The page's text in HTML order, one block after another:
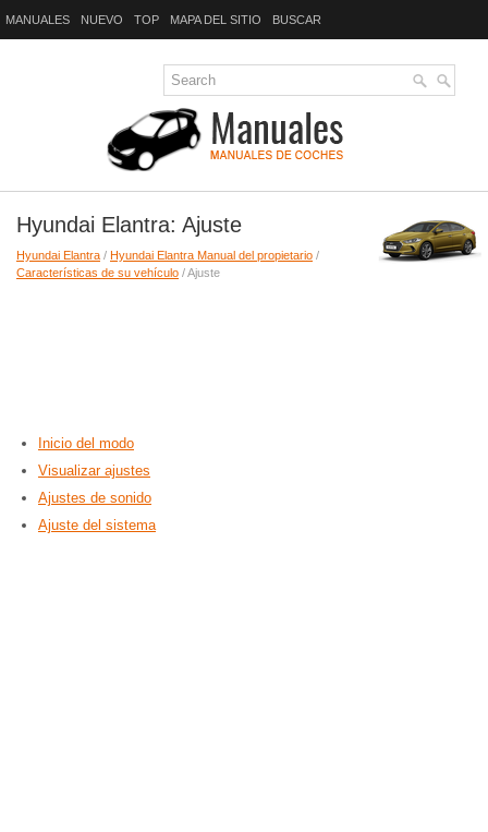
MANUALES NUEVO TOP MAPA DEL SITIO BUSCAR
Hyundai Elantra: Ajuste
Hyundai Elantra / Hyundai Elantra Manual del propietario /
Características de su vehículo / Ajuste
Inicio del modo
Visualizar ajustes
Ajustes de sonido
Ajuste del sistema